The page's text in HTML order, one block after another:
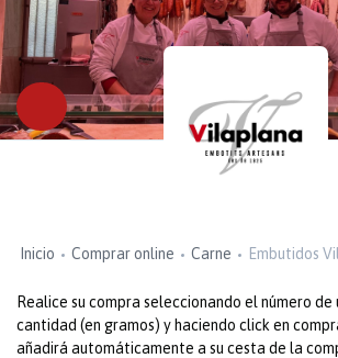
Inicio Comprar online Carne Embutidos
Realice su compra seleccionando el número de
cantidad (en gramos) y haciendo click en
añadirá automáticamente a su cesta de la